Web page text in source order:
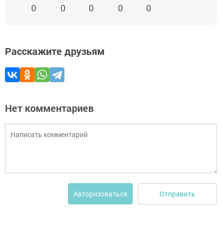
0 0 0 0 0
Расскажите друзьям
Нет комментариев
Авторизоваться Отправить